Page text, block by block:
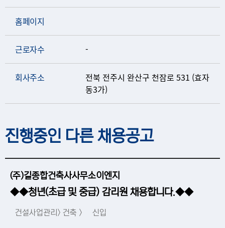
홈페이지
근로자수 -
회사주소
전북 전주시 완산구 천잠로 531 (효자
동3가)
진행중인 다른 채용공고
(주)길종합건축사사무소이엔지
◆◆청년(초급 및 중급) 감리원 채용합니다.◆◆
건설사업관리> 건축 > 신입